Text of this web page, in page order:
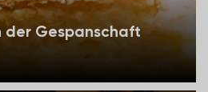
der Gespanschaft